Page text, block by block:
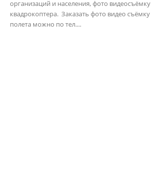
организаций и населения, фото
квадрокоптера. Заказать фото видео
полета можно по тел....